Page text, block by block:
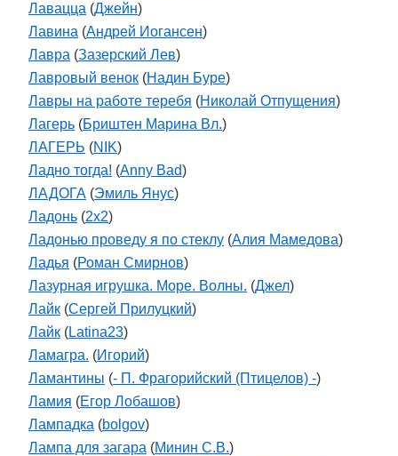
Лавацца (Джейн)
Лавина (Андрей Иогансен)
Лавра (Зазерский Лев)
Лавровый венок (Надин Буре)
Лавры на работе теребя (Николай Отпущения)
Лагерь (Бриштен Марина Вл.)
ЛАГЕРЬ (NIK)
Ладно тогда! (Anny Bad)
ЛАДОГА (Эмиль Янус)
Ладонь (2x2)
Ладонью проведу я по стеклу (Алия Мамедова)
Ладья (Роман Смирнов)
Лазурная игрушка. Море. Волны. (Джел)
Лайк (Сергей Прилуцкий)
Лайк (Latina23)
Ламагра. (Игорий)
Ламантины (- П. Фрагорийский (Птицелов) -)
Ламия (Егор Лобашов)
Лампадка (bolgov)
Лампа для загара (Минин С.В.)